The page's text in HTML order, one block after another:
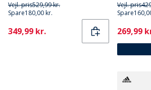
Vejl. pris529,99 kr.
Spare180,00 kr.
Current
349,99 kr.
Vejl. pris
Spare
Current
269,99